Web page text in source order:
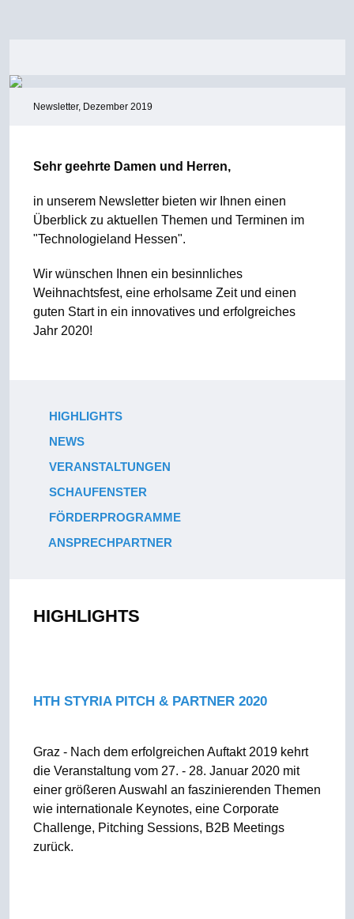
Newsletter, Dezember 2019
Sehr geehrte Damen und Herren,
in unserem Newsletter bieten wir Ihnen einen
Überblick zu aktuellen Themen und Terminen im
"Technologieland Hessen".
Wir wünschen Ihnen ein besinnliches
Weihnachtsfest, eine erholsame Zeit und einen
guten Start in ein innovatives und erfolgreiches
Jahr 2020!
HIGHLIGHTS
NEWS
VERANSTALTUNGEN
SCHAUFENSTER
FÖRDERPROGRAMME
ANSPRECHPARTNER
HIGHLIGHTS
HTH STYRIA PITCH & PARTNER 2020
Graz - Nach dem erfolgreichen Auftakt 2019 kehrt
die Veranstaltung vom 27. - 28. Januar 2020 mit
einer größeren Auswahl an faszinierenden Themen
wie internationale Keynotes, eine Corporate
Challenge, Pitching Sessions, B2B Meetings
zurück.